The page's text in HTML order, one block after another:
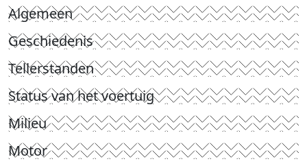
Algemeen
Geschiedenis
Tellerstanden
Status van het voertuig
Milieu
Motor